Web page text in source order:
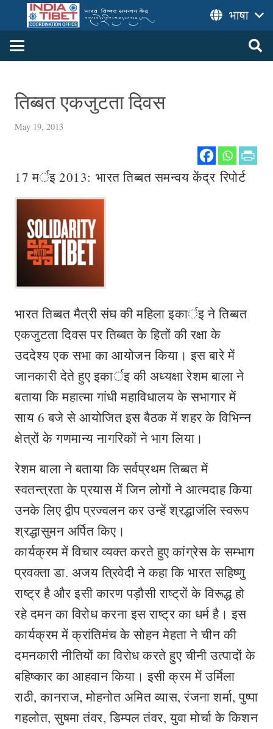
भाषा
तिब्बत एकजुटता दिवस
May 19, 2013
17 मर्इ 2013: भारत तिब्बत समन्वय केंद्र रिपोर्ट
भारत तिब्बत मैत्री संघ की महिला इकार्इ ने तिब्बत
एकजुटता दिवस पर तिब्बत के हितों की रक्षा के
उददेश्य एक सभा का आयोजन किया। इस बारे में
जानकारी देते हुए इकार्इ की अध्यक्षा रेशम बाला ने
बताया कि महात्मा गांधी महाविधालय के सभागार में
साय 6 बजे से आयोजित इस बैठक में शहर के विभिन्न
क्षेत्रों के गणमान्य नागरिकों ने भाग लिया।
रेशम बाला ने बताया कि सर्वप्रथम तिब्बत में
स्वतन्त्रता के प्रयास में जिन लोगों ने आत्मदाह किया
उनके लिए द्वीप प्रज्वलन कर उन्हें श्रद्धाजंलि स्वरूप
श्रद्धासुमन अर्पित किए।
कार्यक्रम में विचार व्यक्त करते हुए कांग्रेस के सम्भाग
प्रवक्ता डा. अजय त्रिवेदी ने कहा कि भारत सहिष्णु
राष्ट्र है और इसी कारण पड़ौसी राष्ट्रों के विरूद्ध हो
रहे दमन का विरोध करना इस राष्ट्र का धर्म है। इस
कार्यक्रम में क्रांतिमंच के सोहन मेहता ने चीन की
दमनकारी नीतियों का विरोध करते हुए चीनी उत्पादों के
बहिष्कार का आहवान किया। इसी क्रम में उर्मिला
राठी, कानराज, मोहनोत अमित व्यास, रंजना शर्मा, पुष्पा
गहलोत, सुषमा तंवर, डिम्पल तंवर, युवा मोर्चा के किशन